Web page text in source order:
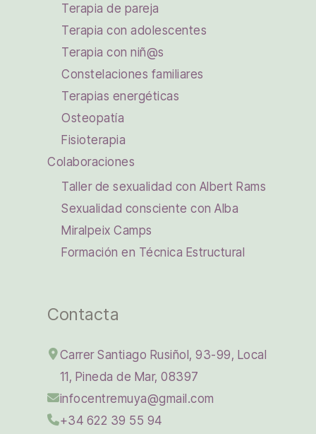
Terapia de pareja
Terapia con adolescentes
Terapia con niñ@s
Constelaciones familiares
Terapias energéticas
Osteopatía
Fisioterapia
Colaboraciones
Taller de sexualidad con Albert Rams
Sexualidad consciente con Alba
Miralpeix Camps
Formación en Técnica Estructural
Contacta
Carrer Santiago Rusiñol, 93-99, Local
11, Pineda de Mar, 08397
infocentremuya@gmail.com
+34 622 39 55 94